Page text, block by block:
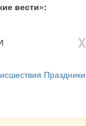
вести»:
X
Праздники